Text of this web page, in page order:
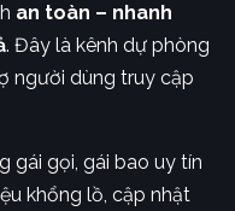
an toàn – nhanh
. Đây là kênh dự phòng
người dùng truy cập
gái gọi, gái bao uy tín
khổng lồ, cập nhật